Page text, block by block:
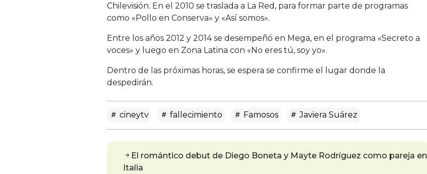
Chilevisión. En el 2010 se traslada a La Red, para formar parte de programas
como «Pollo en Conserva» y «Así somos».
Entre los años 2012 y 2014 se desempeñó en Mega, en el programa «Secreto a
voces» y luego en Zona Latina con «No eres tú, soy yo».
Dentro de las próximas horas, se espera se confirme el lugar donde la
despedirán.
cineytv fallecimiento Famosos Javiera Suárez
El romántico debut de Diego Boneta y Mayte Rodríguez como pareja en
Italia